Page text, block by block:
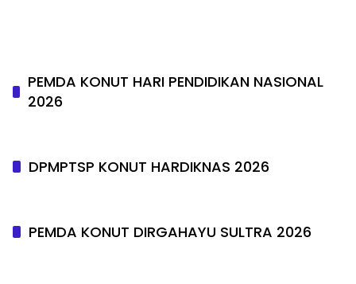
PEMDA KONUT HARI PENDIDIKAN NASIONAL
2026
DPMPTSP KONUT HARDIKNAS 2026
PEMDA KONUT DIRGAHAYU SULTRA 2026